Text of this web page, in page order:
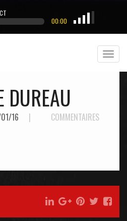
00:00
DUREAU
16 |
COMMENTAIRES